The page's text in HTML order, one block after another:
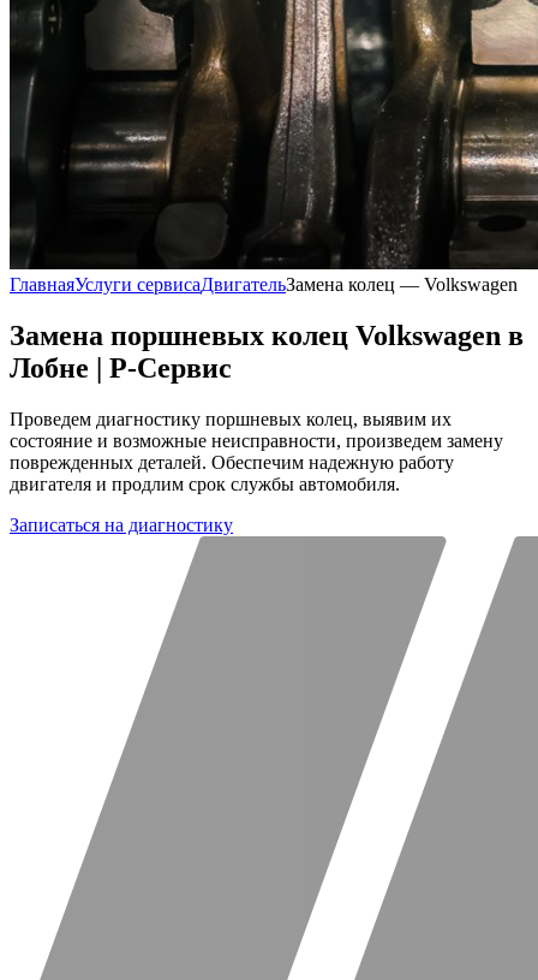
ГлавнаяУслуги сервисаДвигательЗамена колец — Volkswagen
Замена поршневых колец Volkswagen в
Лобне | Р-Сервис
Проведем диагностику поршневых колец, выявим их
состояние и возможные неисправности, произведем замену
поврежденных деталей. Обеспечим надежную работу
двигателя и продлим срок службы автомобиля.
Записаться на диагностику